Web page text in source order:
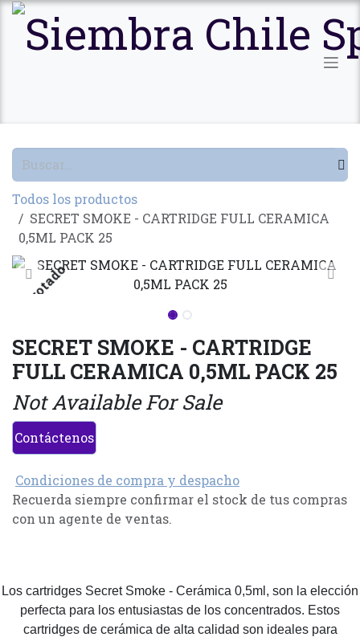
Ir al contenido
Todos los productos
SECRET SMOKE - CARTRIDGE FULL CERAMICA
0,5ML PACK 25
Agotado
SECRET SMOKE - CARTRIDGE
FULL CERAMICA 0,5ML PACK 25
Not Available For Sale
Contáctenos
Condiciones de compra y despacho
Recuerda siempre confirmar el stock de tus compras
con un agente de ventas.
Los cartridges Secret Smoke - Cerámica 0,5ml, son la elección
perfecta para los entusiastas de los concentrados. Estos
cartridges de cerámica de alta calidad son ideales para